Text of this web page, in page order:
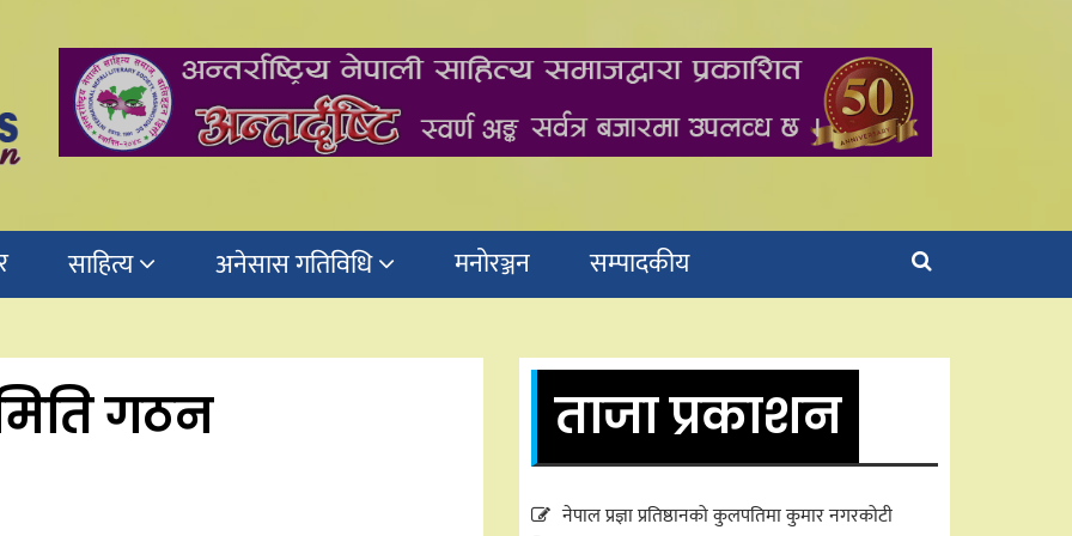
साहित्य अनेसास गतिविधि मनोरञ्जन सम्पादकीय
गठन ताजा प्रकाशन
नेपाल प्रज्ञा प्रतिष्ठानको कुलपतिमा कुमार नगरकोटी